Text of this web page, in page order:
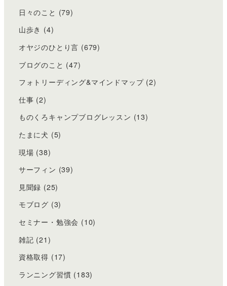
日々のこと (79)
山歩き (4)
オヤジのひとり言 (679)
ブログのこと (47)
フォトリーディング&マインドマップ(2)
仕事 (2)
ものくろキャンプブログレッスン (13)
たまに犬 (5)
現場 (38)
サーフィン (39)
見聞録 (25)
モブログ (3)
セミナー・勉強会 (10)
雑記 (21)
資格取得 (17)
ランニング習慣 (183)